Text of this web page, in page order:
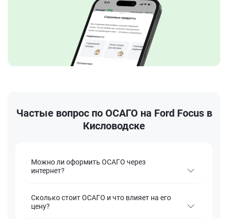
Частые вопрос по ОСАГО на Ford Focus в
Кисловодске
Можно ли оформить ОСАГО через
интернет?
Сколько стоит ОСАГО и что влияет на его
цену?